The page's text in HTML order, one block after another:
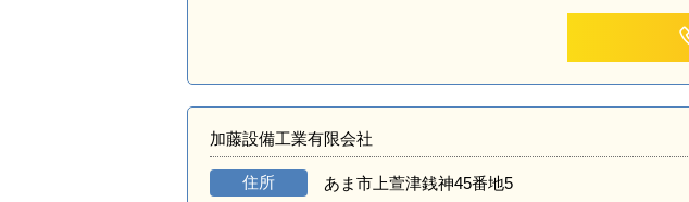
加藤設備工業有限会社
住所 あま市上萱津銭神45番地5